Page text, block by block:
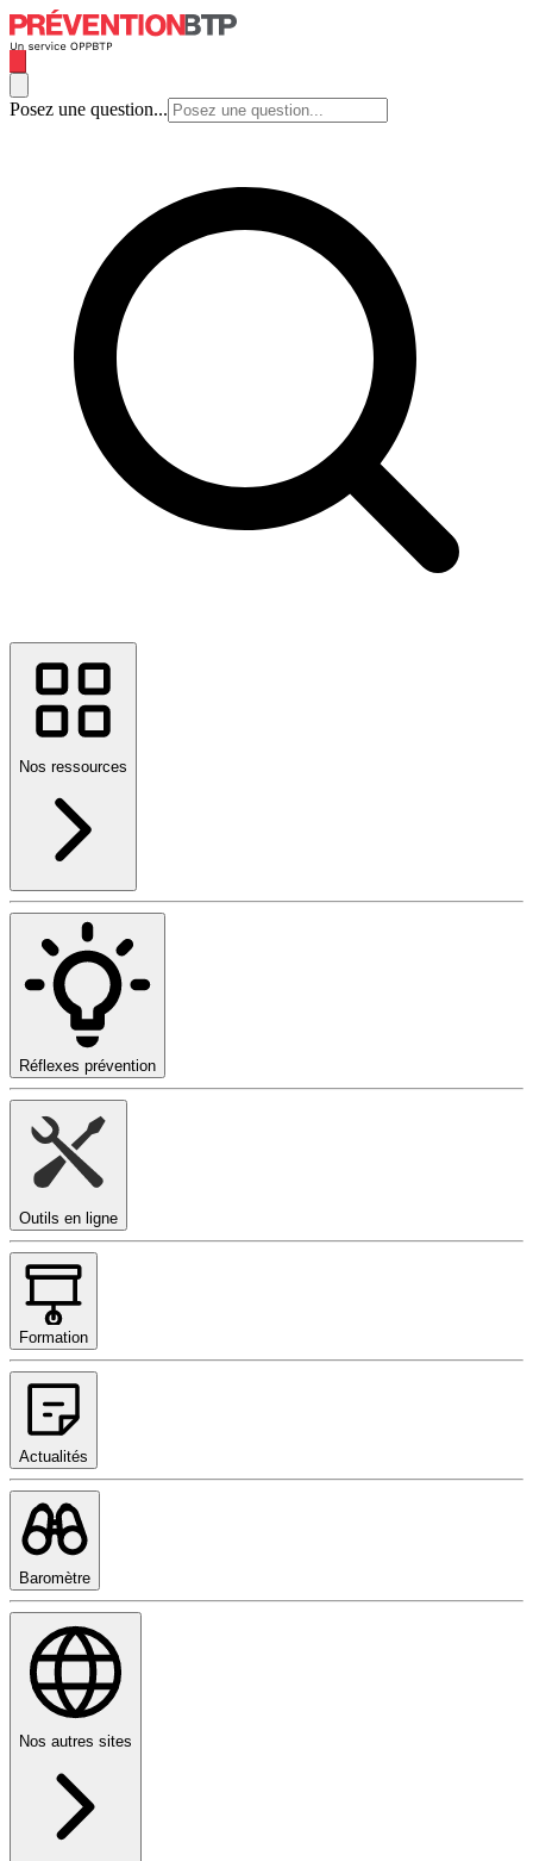
Posez une question...
Nos ressources
Réflexes prévention
Outils en ligne
Formation
Actualités
Baromètre
Nos autres sites